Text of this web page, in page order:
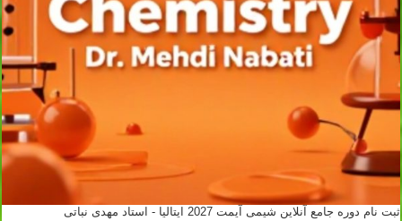
ثبت نام دوره جامع آنلاین شیمی آیمت 2027 ایتالیا - استاد مهدی نباتی